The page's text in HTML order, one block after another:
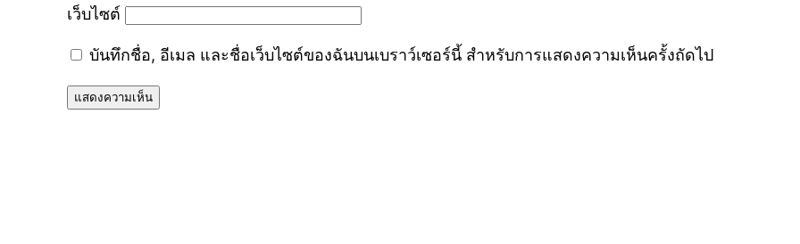
เว็บไซต์
บันทึกชื่อ, อีเมล และชื่อเว็บไซต์ของฉันบนเบราว์เซอร์นี้ สำหรับการแสดงความเห็นครั้งถัดไป